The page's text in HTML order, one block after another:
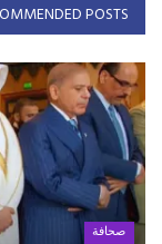
POSTS
صحافة